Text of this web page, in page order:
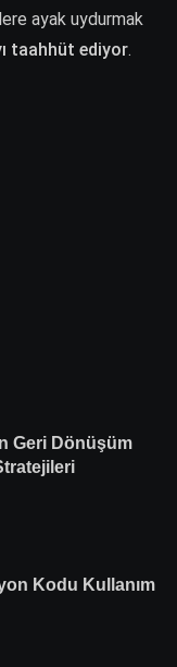
ayak uydurmak
taahhüt ediyor.
Geri Dönüşüm
Kodu Kullanım